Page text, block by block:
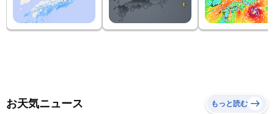
お天気ニュース もっと読む